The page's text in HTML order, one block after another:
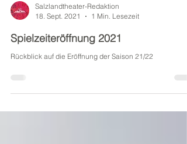
Salzlandtheater-Redaktion
18. Sept. 2021
1 Min. Lesezeit
Spielzeiteröffnung 2021